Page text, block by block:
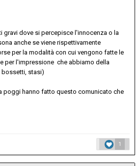
gravi dove si percepisce l'innocenza o la
anche se viene rispettivamente
per la modalità con cui vengono fatte le
per l'impressione che abbiamo della
bossetti, stasi)
poggi hanno fatto questo comunicato che
1